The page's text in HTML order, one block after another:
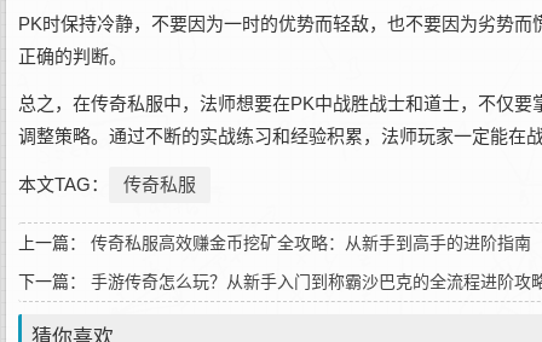
PK时保持冷静，不要因为一时的优势而轻敌，也不要因为劣势
正确的判断。
总之，在传奇私服中，法师想要在PK中战胜战士和道士，不仅
调整策略。通过不断的实战练习和经验积累，法师玩家一定能在
本文TAG： 传奇私服
上一篇： 传奇私服高效赚金币挖矿全攻略：从新手到高手的进阶指南
下一篇： 手游传奇怎么玩？从新手入门到称霸沙巴克的全流程进阶攻